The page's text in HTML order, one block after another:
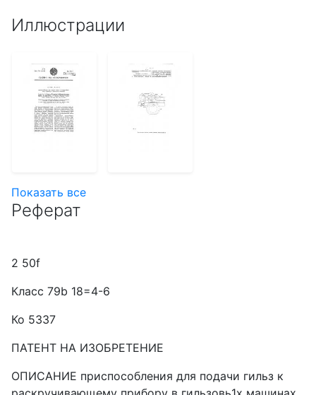
Иллюстрации
Показать все
Реферат
2 50f
Класс 79b 18=4-6
Ко 5337
ПАТЕНТ НА ИЗОБРЕТЕНИЕ
ОПИСАНИЕ приспособления для подачи гильз к